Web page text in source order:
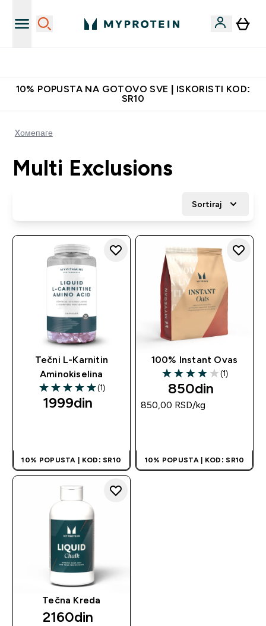
10% POPUSTA NA GOTOVO SVE | ISKORISTI KOD:
SR10
Xомепаге
Multi Exclusions
Sortiraj
Tečni L-Karnitin
Aminokiselina
5 out of 5 stars
(1)
1999din‎
10% POPUSTA | KOD: SR10
100% Instant Ovas
4 out of 5 stars
(1)
850din‎
850,00 RSD‎/kg
10% POPUSTA | KOD: SR10
Tečna Kreda
2160din‎